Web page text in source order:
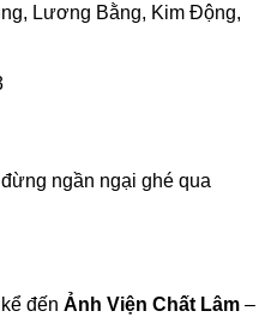
Lương Bằng, Kim Động,
ngần ngại ghé qua
đến Ảnh Viện Chất Lâm –